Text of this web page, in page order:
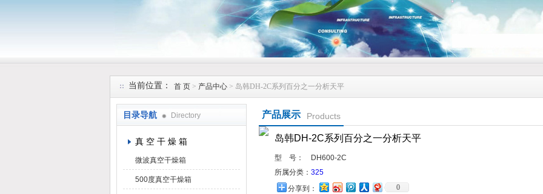
当前位置： 首 页 > 产品中心 > 岛韩DH-2C系列百分之一分析天平
目录导航 Directory
真 空 干 燥 箱
微波真空干燥箱
500度真空干燥箱
产品展示 Products
岛韩DH-2C系列百分之一分析天平
型 号：
DH600-2C
所属分类： 325
分享到：
0